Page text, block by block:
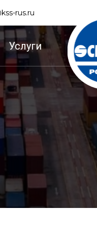
rus.ru
Услуги